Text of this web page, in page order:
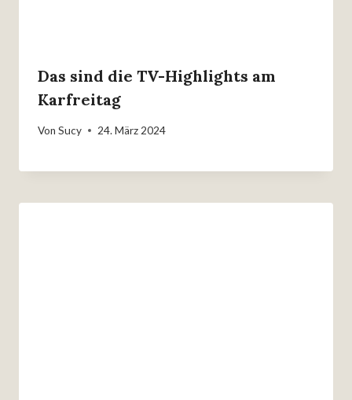
Das sind die TV-Highlights am
Karfreitag
Von Sucy 24. März 2024